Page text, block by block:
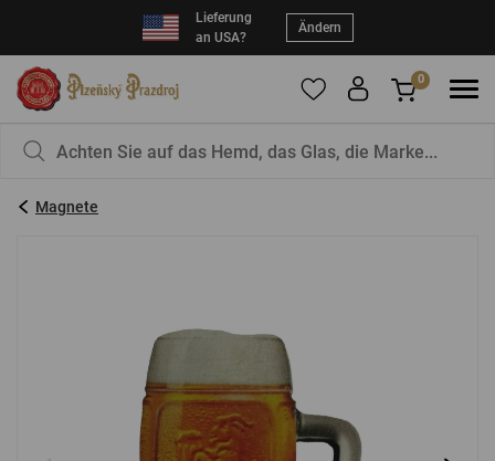
Lieferung
an USA?
Ändern
registrieren Sie sich
EINLOGGEN
0
Magnete